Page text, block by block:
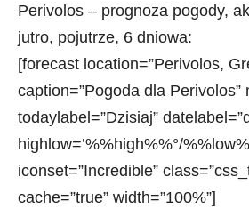
Perivolos – prognoza pogody,
jutro, pojutrze, 6 dniowa:
[forecast location=”Perivolos,
caption=”Pogoda dla Perivolos”
todaylabel=”Dzisiaj”
highlow=’%%high%%°/
iconset=”Incredible”
cache=”true” width=”100%”]